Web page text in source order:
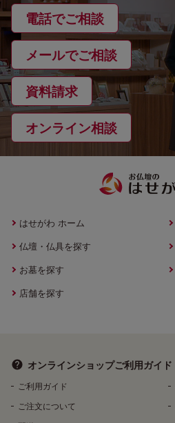
電話でご相談
メールでご相談
資料請求
オンライン相談
はせがわ ホーム
仏壇・仏具を探す
お墓を探す
店舗を探す
オンラインショップご利用ガイド
ご利用ガイド
ご注文について